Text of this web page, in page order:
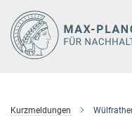
Hauptinhalt
Kurzmeldungen Wülfrather-